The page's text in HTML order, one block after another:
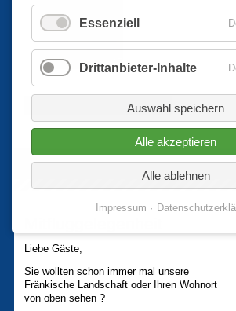
Weitere Informationen hier...
Liebe Gäste,
Sie wollten schon immer mal unsere
Fränkische Landschaft oder Ihren Wohnort
von oben sehen ?
Essenziell
Drittanbieter-Inhalte
Auswahl speichern
Alle akzeptieren
Alle ablehnen
Impressum